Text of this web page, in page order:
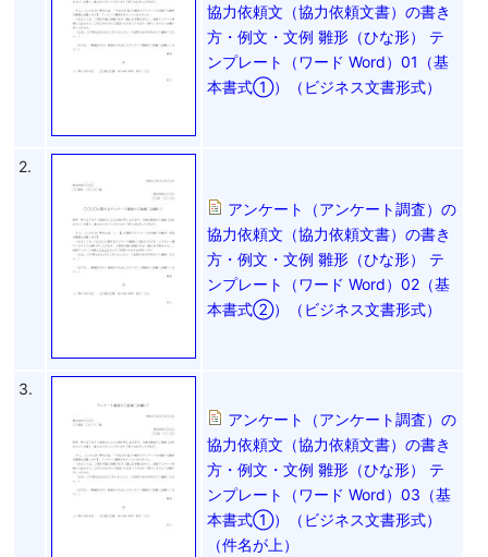
協力依頼文（協力依頼文書）の書き
方・例文・文例 雛形（ひな形） テ
ンプレート（ワード Word）01（基
本書式①）（ビジネス文書形式）
2.
アンケート（アンケート調査）の
協力依頼文（協力依頼文書）の書き
方・例文・文例 雛形（ひな形） テ
ンプレート（ワード Word）02（基
本書式②）（ビジネス文書形式）
3.
アンケート（アンケート調査）の
協力依頼文（協力依頼文書）の書き
方・例文・文例 雛形（ひな形） テ
ンプレート（ワード Word）03（基
本書式①）（ビジネス文書形式）
（件名が上）